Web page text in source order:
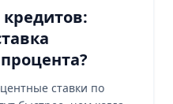
ставки по